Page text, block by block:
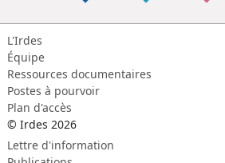
L'Irdes
Équipe
Ressources documentaires
Postes à pourvoir
Plan d'accès
© Irdes 2026
Lettre d'information